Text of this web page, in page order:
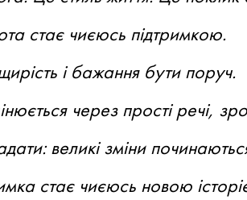
стає чиєюсь підтримкою.
і бажання бути поруч.
через прості речі,
великі зміни
стає чиєюсь новою